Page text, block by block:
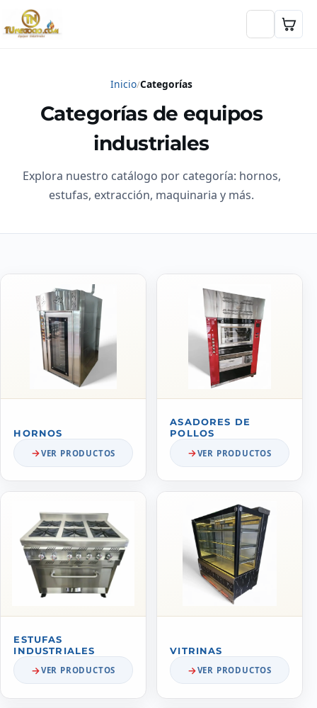
Inicio Categorías
Categorías de equipos
industriales
Explora nuestro catálogo por categoría: hornos,
estufas, extracción, maquinaria y más.
HORNOS
VER PRODUCTOS
ASADORES DE
POLLOS
VER PRODUCTOS
ESTUFAS
INDUSTRIALES
VER PRODUCTOS
VITRINAS
VER PRODUCTOS